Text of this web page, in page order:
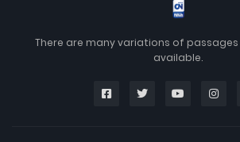
There are many variations of
available.